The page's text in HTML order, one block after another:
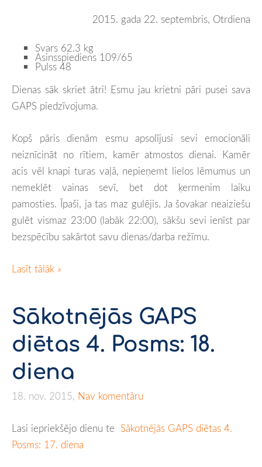
2015. gada 22. septembris, Otrdiena
Svars 62.3 kg
Asinsspiediens 109/65
Pulss 48
Dienas sāk skriet ātri! Esmu jau krietni pāri pusei sava
GAPS piedzīvojuma.
Kopš pāris dienām esmu apsolījusi sevi emocionāli
neiznīcināt no rītiem, kamēr atmostos dienai. Kamēr
acis vēl knapi turas vaļā, nepieņemt lielos lēmumus un
nemeklēt vainas sevī, bet dot ķermenim laiku
pamosties. Īpaši, ja tas maz gulējis. Ja šovakar neaiziešu
gulēt vismaz 23:00 (labāk 22:00), sākšu sevi ienīst par
bezspēcību sakārtot savu dienas/darba režīmu.
Lasīt tālāk »
Sākotnējās GAPS
diētas 4. Posms: 18.
diena
18. nov. 2015, Nav komentāru
Lasi iepriekšējo dienu te Sākotnējās GAPS diētas 4.
Posms: 17. diena